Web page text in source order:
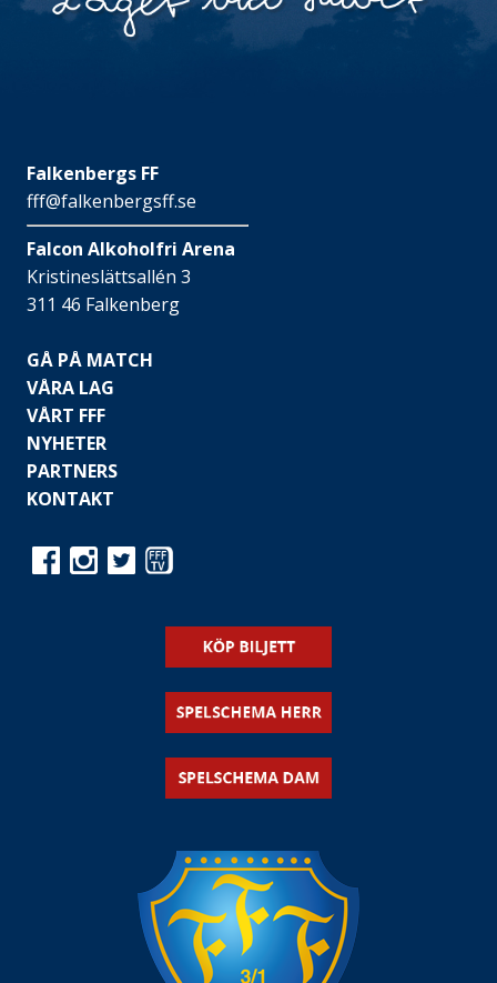
Falkenbergs FF
fff@falkenbergsff.se
Falcon Alkoholfri Arena
Kristineslättsallén 3
311 46 Falkenberg
GÅ PÅ MATCH
VÅRA LAG
VÅRT FFF
NYHETER
PARTNERS
KONTAKT